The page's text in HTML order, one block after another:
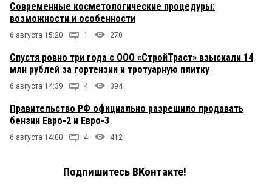
Современные косметологические процедуры:
возможности и особенности
6 августа 15:20 1 270
Спустя ровно три года с ООО «СтройТраст» взыскали 14
млн рублей за гортензии и тротуарную плитку
6 августа 14:39 4 394
Правительство РФ официально разрешило продавать
бензин Евро-2 и Евро-3
6 августа 14:00 4 412
Подпишитесь ВКонтакте!